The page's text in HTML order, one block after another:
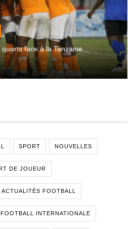
face à la Tanzanie
SPORT NOUVELLES
DE JOUEUR
ACTUALITÉS FOOTBALL
FOOTBALL INTERNATIONALE